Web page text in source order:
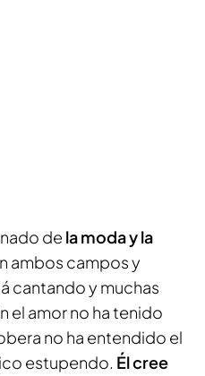
de la moda y la
ambos campos y
cantando y muchas
el amor no ha tenido
no ha entendido el
estupendo. Él cree